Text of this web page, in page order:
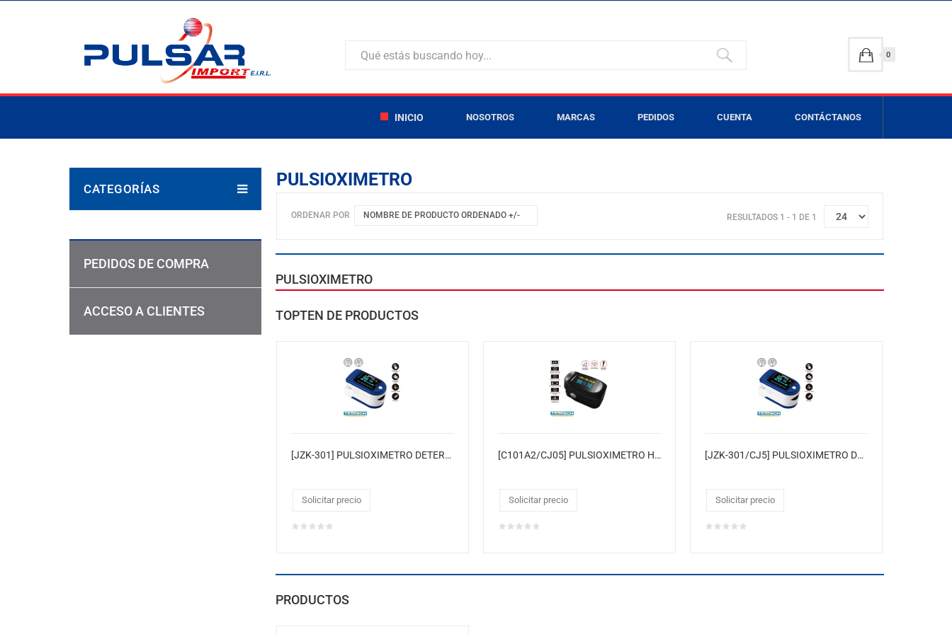
0
INICIO NOSOTROS MARCAS PEDIDOS CUENTA CONTÁCTANOS
PULSIOXIMETRO
ORDENAR POR NOMBRE DE PRODUCTO ORDENADO +/- RESULTADOS 1 - 1 DE 1
PULSIOXIMETRO
TOPTEN DE PRODUCTOS
[JZK-301] PULSIOXIMETRO DETERMINA LA SATURACIÓN DE OXÍGENO SPO2 FRECUENCIA CARDÍACA (Pulso)
Solicitar precio
[C101A2/CJ05] PULSIOXIMETRO HD HEAVY DUTY
Solicitar precio
[JZK-301/CJ5] PULSIOXIMETRO DETERMINA LA SATURACIÓN DE OXÍGENO SPO2 FRECUENCIA CARDÍACA (Pulso)
Solicitar precio
PRODUCTOS
CATEGORÍAS
PEDIDOS DE COMPRA
ACCESO A CLIENTES